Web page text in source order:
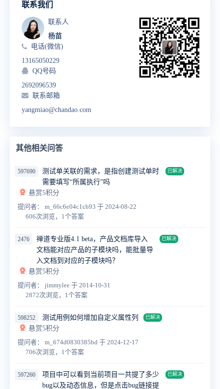
联系我们
联系人
杨苗
电话(微信)
13165050229
QQ号码
2692096539
联系邮箱
yangmiao@chandao.com
其他相关问答
597690
测试单关联的需求，是指创建测试单时
需要填写“所属执行”吗
已解决
悬赏5积分
提问者： m_66c6e04c1cb93 于 2024-08-22
606次浏览，1个答案
2476
禅道专业版4.1 beta，产品文档库导入
文档能对应产品的子模块吗，能批量导
入文档到对应的子模块吗？
已解决
悬赏5积分
提问者： jimmylee 于 2014-10-31
2872次浏览，1个答案
598252 测试用例如何增加自定义属性列 已解决
悬赏5积分
提问者： m_674d0830385bd 于 2024-12-17
706次浏览，1个答案
597260
项目中可以看到当前项目一共提了多少
bug以及动态信息，但是点击bug链接提
已解决